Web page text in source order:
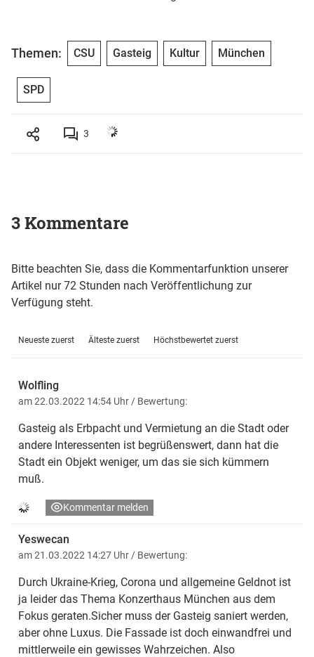
Themen: CSU Gasteig Kultur München
SPD
3
3 Kommentare
Bitte beachten Sie, dass die Kommentarfunktion unserer
Artikel nur 72 Stunden nach Veröffentlichung zur
Verfügung steht.
Neueste zuerst Älteste zuerst Höchstbewertet zuerst
Wolfling
am 22.03.2022 14:54 Uhr / Bewertung:
Gasteig als Erbpacht und Vermietung an die Stadt oder
andere Interessenten ist begrüßenswert, dann hat die
Stadt ein Objekt weniger, um das sie sich kümmern
muß.
Kommentar melden
Yeswecan
am 21.03.2022 14:27 Uhr / Bewertung:
Durch Ukraine-Krieg, Corona und allgemeine Geldnot ist
ja leider das Thema Konzerthaus München aus dem
Fokus geraten.Sicher muss der Gasteig saniert werden,
aber ohne Luxus. Die Fassade ist doch einwandfrei und
mittlerweile ein gewisses Wahrzeichen. Also